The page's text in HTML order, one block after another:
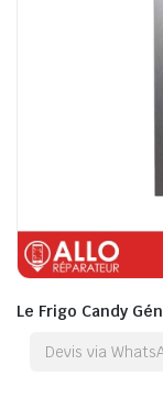
Le Frigo Candy
Devis via